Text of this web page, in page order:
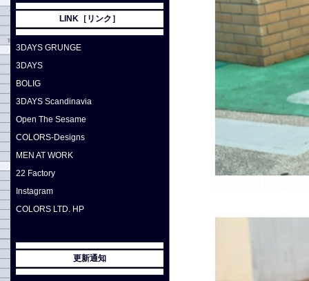
LINK［リンク］
3DAYS GRUNGE
3DAYS
BOLIG
3DAYS Scandinavia
Open The Sesame
COLORS-Designs
MEN AT WORK
22 Factory
Instagram
COLORS LTD. HP
更新通知